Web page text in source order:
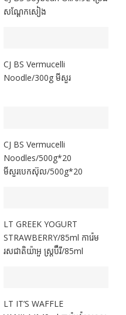
សណ្តែកសៀង
CJ BS Vermucelli
Noodle/300g មីសួរ
CJ BS Vermucelli
Noodles/500g*20
មីសួរបេកស៊ុល/500g*20
LT GREEK YOGURT
STRAWBERRY/85ml ការ៉េម
រសជាតិយ៉ាអួ​​ ស្រ្តប៊ឺរី/85ml
LT IT’S WAFFLE